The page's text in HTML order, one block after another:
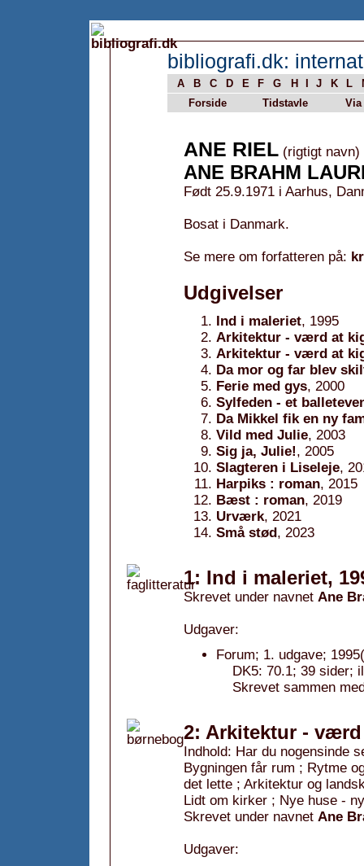
bibliografi.dk:
A B C D E F G H J K L
Forside
Tidstavle Via
ANE RIEL (rigtigt navn)
ANE BRAHM
Født 25.9.1971 i Aarhus,
Bosat i Danmark.
Se mere om forfatteren på:
Udgivelser
Ind i maleriet, 1995
Arkitektur - værd at
Arkitektur - værd at
Da mor og far blev
Ferie med gys, 2000
Sylfeden - et
Da Mikkel fik en ny
Vild med Julie, 2003
Sig ja, Julie!, 2005
Slagteren i Liseleje,
Harpiks : roman, 2015
Bæst : roman, 2019
Urværk, 2021
Små stød, 2023
1: Ind i maleriet,
Skrevet under navnet Ane
Udgaver:
Forum; 1. udgave;
DK5: 70.1; 39 sider;
Skrevet sammen
2: Arkitektur - værd
Indhold: Har du nogensinde
Bygningen får rum ; Rytme
det lette ; Arkitektur og
Lidt om kirker ; Nye huse -
Skrevet under navnet Ane
Udgaver: